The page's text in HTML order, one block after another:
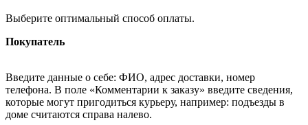
Выберите оптимальный способ оплаты.
Покупатель
Введите данные о себе: ФИО, адрес доставки, номер
телефона. В поле «Комментарии к заказу» введите сведения,
которые могут пригодиться курьеру, например: подъезды в
доме считаются справа налево.